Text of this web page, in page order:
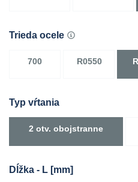
Trieda ocele
700 R0550
Typ vŕtania
2 otv. obojstranne
Dĺžka - L [mm]